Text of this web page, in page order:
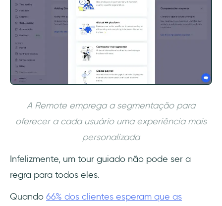
A Remote emprega a segmentação para
oferecer a cada usuário uma experiência mais
personalizada
Infelizmente, um tour guiado não pode ser a
regra para todos eles.
Quando 66% dos clientes esperam que as